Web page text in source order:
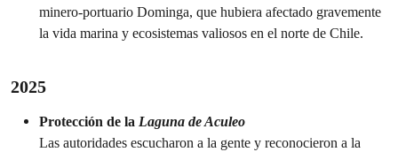
minero-portuario Dominga, que hubiera afectado gravemente
la vida marina y ecosistemas valiosos en el norte de Chile.
2025
Protección de la Laguna de Aculeo
Las autoridades escucharon a la gente y reconocieron a la